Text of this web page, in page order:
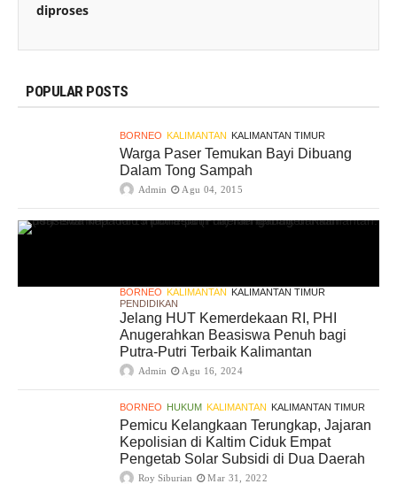
diproses
POPULAR POSTS
BORNEO KALIMANTAN KALIMANTAN TIMUR
Warga Paser Temukan Bayi Dibuang
Dalam Tong Sampah
Admin Agu 04, 2015
BORNEO KALIMANTAN KALIMANTAN TIMUR
PENDIDIKAN
Jelang HUT Kemerdekaan RI, PHI
Anugerahkan Beasiswa Penuh bagi
Putra-Putri Terbaik Kalimantan
Admin Agu 16, 2024
BORNEO HUKUM KALIMANTAN KALIMANTAN TIMUR
Pemicu Kelangkaan Terungkap, Jajaran
Kepolisian di Kaltim Ciduk Empat
Pengetab Solar Subsidi di Dua Daerah
Roy Siburian Mar 31, 2022